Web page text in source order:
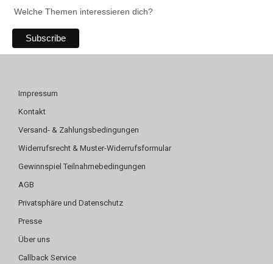
Welche Themen interessieren dich?
Impressum
Kontakt
Versand- & Zahlungsbedingungen
Widerrufsrecht & Muster-Widerrufsformular
Gewinnspiel Teilnahmebedingungen
AGB
Privatsphäre und Datenschutz
Presse
Über uns
Callback Service